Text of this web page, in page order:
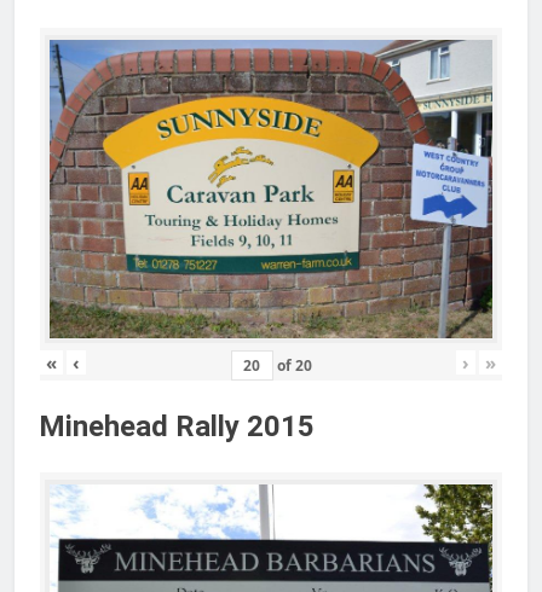
« ‹ of20 › »
Minehead Rally 2015